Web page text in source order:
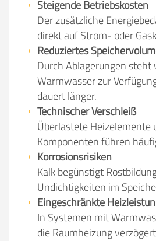
Steigende Betriebskosten
Der zusätzliche
direkt auf Strom- oder
Reduziertes
Durch Ablagerungen steht
Warmwasser zur
dauert länger.
Technischer Verschleiß
Überlastete Heizelemente
Komponenten führen
Korrosionsrisiken
Kalk begünstigt
Undichtigkeiten im
Eingeschränkte
In Systemen mit
die Raumheizung